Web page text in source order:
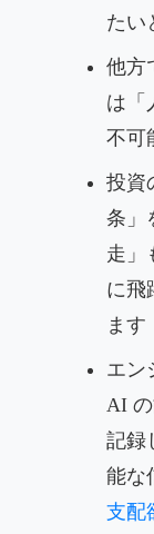
たい
他方
は「
不可
投資
条」
走」
に飛
ます
エン
AI
記録
能な
支配